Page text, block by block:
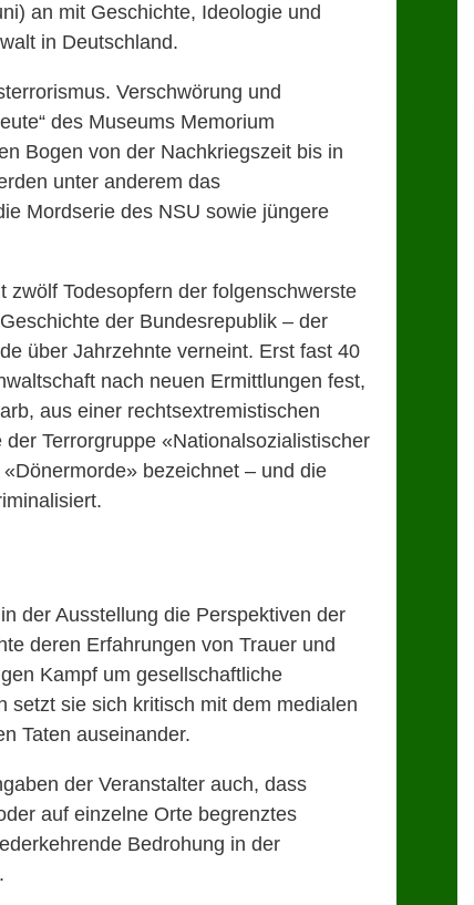
an mit Geschichte, Ideologie und
in Deutschland.
Verschwörung und
des Museums Memorium
Bogen von der Nachkriegszeit bis in
unter anderem das
Mordserie des NSU sowie jüngere
zwölf Todesopfern der folgenschwerste
der Bundesrepublik – der
über Jahrzehnte verneint. Erst fast 40
nach neuen Ermittlungen fest,
aus einer rechtsextremistischen
Terrorgruppe «Nationalsozialistischer
bezeichnet – und die
der Ausstellung die Perspektiven der
deren Erfahrungen von Trauer und
Kampf um gesellschaftliche
setzt sie sich kritisch mit dem medialen
Taten auseinander.
der Veranstalter auch, dass
auf einzelne Orte begrenztes
Bedrohung in der